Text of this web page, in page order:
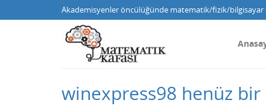
Akademisyenler öncülüğünde matematik/fizik/
winexpress98 henüz